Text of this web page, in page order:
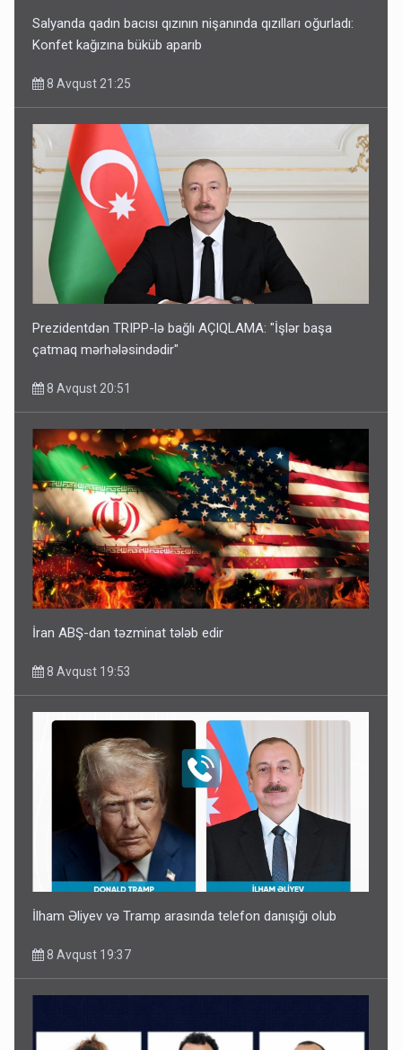
Salyanda qadın bacısı qızının nişanında qızılları oğurladı:
Konfet kağızına büküb aparıb
8 Avqust 21:25
Prezidentdən TRIPP-lə bağlı AÇIQLAMA: "İşlər başa
çatmaq mərhələsindədir"
8 Avqust 20:51
İran ABŞ-dan təzminat tələb edir
8 Avqust 19:53
İlham Əliyev və Tramp arasında telefon danışığı olub
8 Avqust 19:37